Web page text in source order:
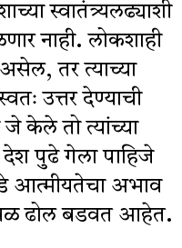
स्वातंत्र्यलढ्याशी
नाही. लोकशाही
असेल, तर त्याच्या
उत्तर देण्याची
जे केले तो त्यांच्या
पुढे गेला पाहिजे
आत्मीयतेचा अभाव
ढोल बडवत आहेत.